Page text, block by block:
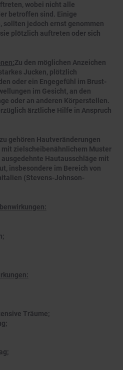
wobei nicht alle
betroffen sind. Einige
sollten jedoch ernst genommen
plötzlich auftreten oder sich
Zu den möglichen Anzeichen
Jucken, plötzlich
oder ein Engegefühl im Brust-
im Gesicht, an den
oder an anderen Körperstellen.
ärztliche Hilfe in Anspruch
gehören Hautveränderungen
zielscheibenähnlichem Muster
Hautausschläge mit
insbesondere im Bereich von
(Stevens-Johnson-
Träume;